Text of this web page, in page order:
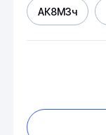
АК8М3ч